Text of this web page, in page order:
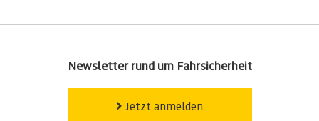
Newsletter rund um Fahrsicherheit
Jetzt anmelden